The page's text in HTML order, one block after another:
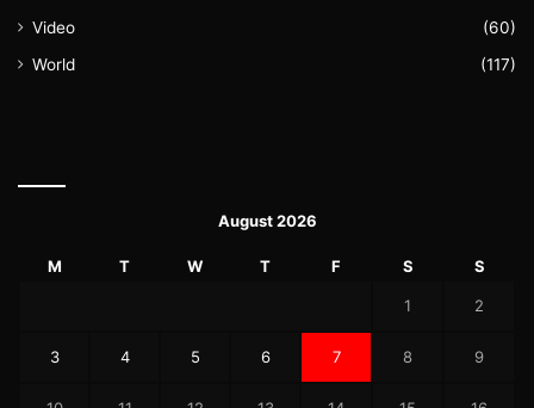
Video
(60)
World
(117)
August 2026
M T W T F S S
1 2
3 4 5 6 7 8 9